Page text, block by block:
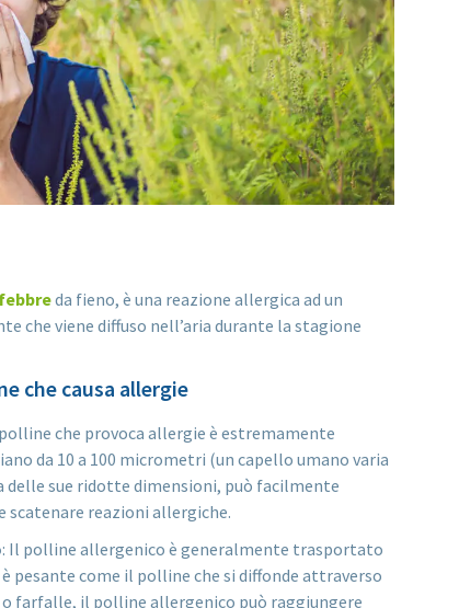
febbreda fieno, è una reazione allergica ad un
che viene diffuso nell’aria durante la stagione
che causa allergie
che provoca allergie è estremamente
da 10 a 100 micrometri (un capello umano varia
delle sue ridotte dimensioni, può facilmente
scatenare reazioni allergiche.
: Il polline allergenico è generalmente trasportato
pesante come il polline che si diffonde attraverso
farfalle, il polline allergenico può raggiungere